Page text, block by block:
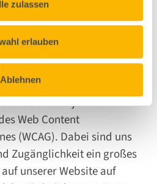
zulassen
erlauben
Ablehnen
verbessert. Wir
Erstellung und laufenden
an den jeweils
Web Content
(WCAG). Dabei sind uns
Zugänglichkeit ein großes
unserer Website auf